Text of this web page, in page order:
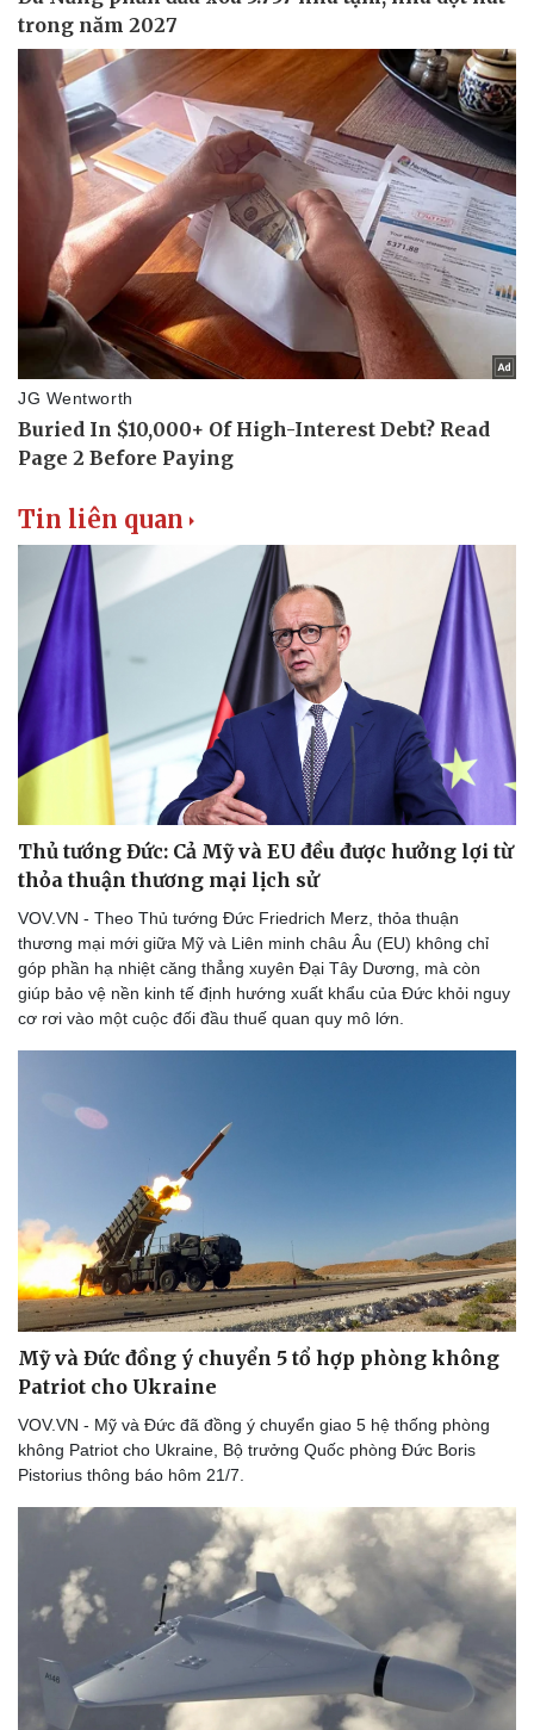
Lịch thi đấu bóng đá
Thế giới thể thao
eSports
Hậu trường
Tin liên quan
Thủ tướng Đức: Cả Mỹ và EU đều được hưởng lợi từ
thỏa thuận thương mại lịch sử
VOV.VN - Theo Thủ tướng Đức Friedrich Merz, thỏa thuận
thương mại mới giữa Mỹ và Liên minh châu Âu (EU) không chỉ
góp phần hạ nhiệt căng thẳng xuyên Đại Tây Dương, mà còn
giúp bảo vệ nền kinh tế định hướng xuất khẩu của Đức khỏi nguy
cơ rơi vào một cuộc đối đầu thuế quan quy mô lớn.
Mỹ và Đức đồng ý chuyển 5 tổ hợp phòng không
Patriot cho Ukraine
VOV.VN - Mỹ và Đức đã đồng ý chuyển giao 5 hệ thống phòng
không Patriot cho Ukraine, Bộ trưởng Quốc phòng Đức Boris
Pistorius thông báo hôm 21/7.